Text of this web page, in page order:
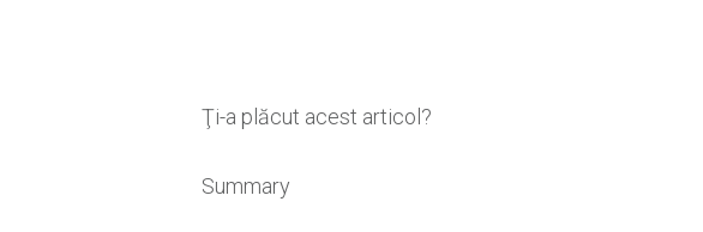
Ţi-a plăcut acest articol?
Summary